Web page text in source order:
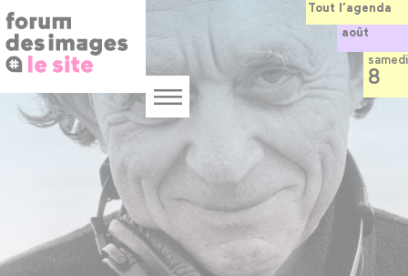
au
contenu
principal
Menu
Tout l’agenda
août
samedi
8